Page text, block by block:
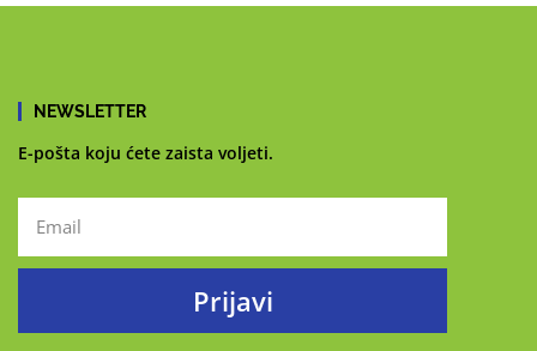
NEWSLETTER
E-pošta koju ćete zaista voljeti.
Prijavi